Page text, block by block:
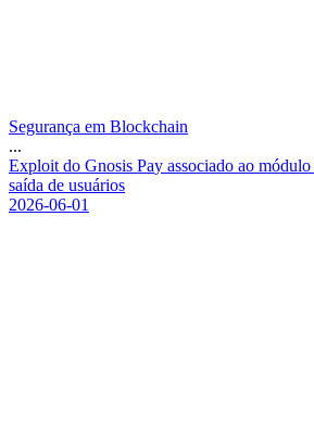
Segurança em Blockchain
...
Exploit do Gnosis Pay associado ao módulo
saída de usuários
2026-06-01